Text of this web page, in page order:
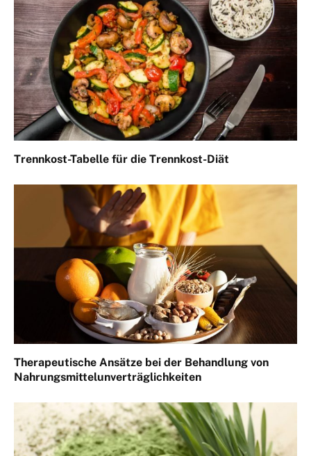
Trennkost-Tabelle für die Trennkost-Diät
Therapeutische Ansätze bei der Behandlung von
Nahrungsmittelunverträglichkeiten